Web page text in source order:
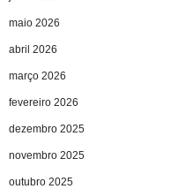
maio 2026
abril 2026
março 2026
fevereiro 2026
dezembro 2025
novembro 2025
outubro 2025